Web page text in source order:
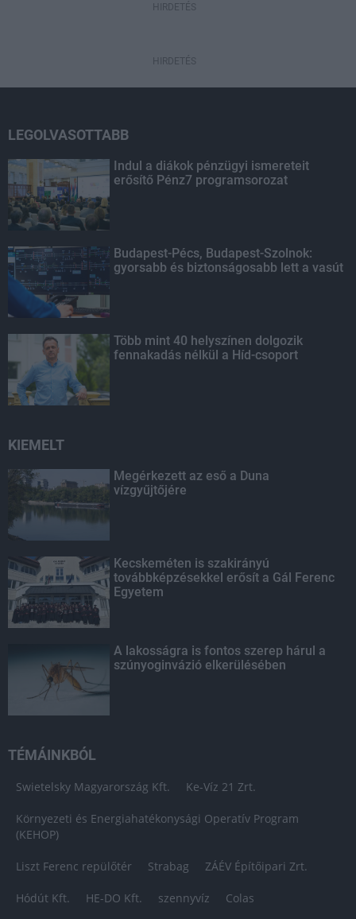
HIRDETÉS
HIRDETÉS
LEGOLVASOTTABB
Indul a diákok pénzügyi ismereteit
erősítő Pénz7 programsorozat
Budapest-Pécs, Budapest-Szolnok:
gyorsabb és biztonságosabb lett a vasút
Több mint 40 helyszínen dolgozik
fennakadás nélkül a Híd-csoport
KIEMELT
Megérkezett az eső a Duna
vízgyűjtőjére
Kecskeméten is szakirányú
továbbképzésekkel erősít a Gál Ferenc
Egyetem
A lakosságra is fontos szerep hárul a
szúnyoginvázió elkerülésében
TÉMÁINKBÓL
Swietelsky Magyarország Kft. Ke-Víz 21 Zrt.
Környezeti és Energiahatékonysági Operatív Program
(KEHOP)
Liszt Ferenc repülőtér Strabag ZÁÉV Építőipari Zrt.
Hódút Kft. HE-DO Kft. szennyvíz Colas